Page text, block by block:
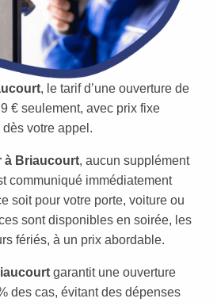
, le tarif d’une ouverture de
€ seulement, avec prix fixe
votre appel.
à Briaucourt, aucun supplément
communiqué immédiatement
soit pour votre porte, voiture ou
sont disponibles en soirée, les
fériés, à un prix abordable.
garantit une ouverture
des cas, évitant des dépenses